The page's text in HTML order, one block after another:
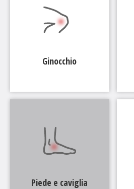
Ginocchio
Piede e caviglia